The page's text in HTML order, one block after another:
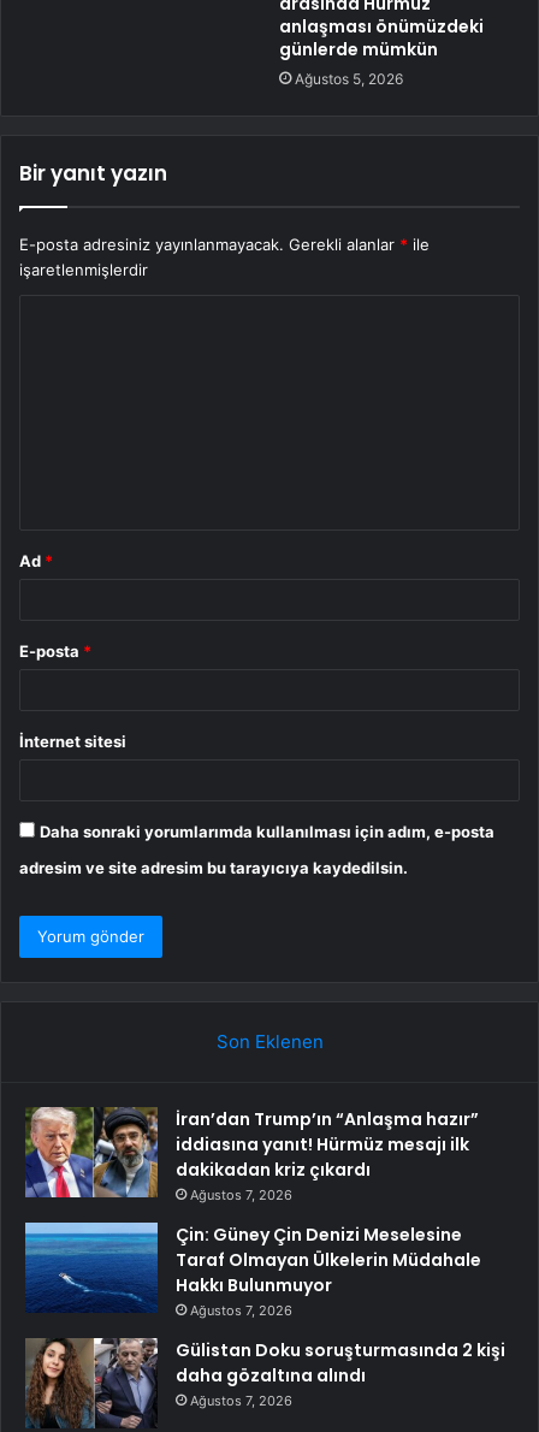
anlaşması önümüzdeki
günlerde mümkün
Ağustos 5, 2026
Bir yanıt yazın
E-posta adresiniz yayınlanmayacak. Gerekli alanlar * ile
işaretlenmişlerdir
Ad *
E-posta *
İnternet sitesi
Daha sonraki yorumlarımda kullanılması için adım, e-posta
adresim ve site adresim bu tarayıcıya kaydedilsin.
Son Eklenen
İran’dan Trump’ın “Anlaşma hazır”
iddiasına yanıt! Hürmüz mesajı ilk
dakikadan kriz çıkardı
Ağustos 7, 2026
Çin: Güney Çin Denizi Meselesine
Taraf Olmayan Ülkelerin Müdahale
Hakkı Bulunmuyor
Ağustos 7, 2026
Gülistan Doku soruşturmasında 2 kişi
daha gözaltına alındı
Ağustos 7, 2026